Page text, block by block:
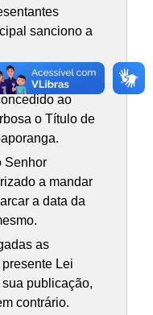
sanciono a
ao
o Título de
Senhor
a mandar
a data da
as
Lei
publicação,
contrário.